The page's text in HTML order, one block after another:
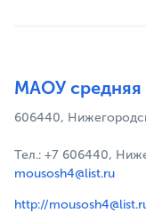
МАОУ
606440,
Тел.: +7 606440,
mousosh4@list.ru
http://